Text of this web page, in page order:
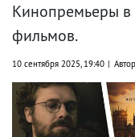
Кинопремьеры в
фильмов.
10 сентября 2025, 19:40